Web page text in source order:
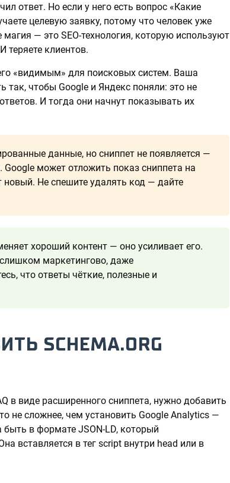
ответ. Но если у него есть вопрос «Какие
целевую заявку, потому что человек уже
— это SEO-технология, которую используют
теряете клиентов.
«видимым» для поисковых систем. Ваша
так, чтобы Google и Яндекс поняли: это не
И тогда они начнут показывать их
данные, но сниппет не появляется —
Google может отложить показ сниппета на
новый. Не спешите удалять код — дайте
хороший контент — оно усиливает его.
маркетингово, даже
что ответы чёткие, полезные и
SCHEMA.ORG
в виде расширенного сниппета, нужно добавить
не сложнее, чем установить Google Analytics —
в формате JSON-LD, который
вставляется в тег script внутри head или в